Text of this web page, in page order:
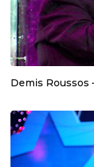
Demis Roussos